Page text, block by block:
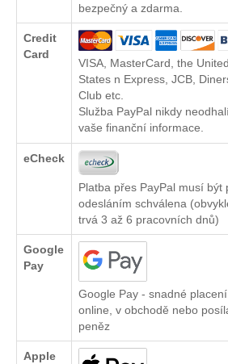
bezpečný a zdarma.
Credit
Card
VISA, MasterCard, the United
States n Express, JCB,
Club etc.
Služba PayPal nikdy
vaše finanční informace.
eCheck
Platba přes PayPal musí být
odesláním schválena
trvá 3 až 6 pracovních dnů)
Google
Pay
Google Pay - snadné placení
online, v obchodě nebo
peněz
Apple